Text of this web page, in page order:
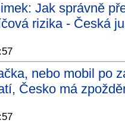
Jak správně
rizika - Česká
nebo mobil po
Česko má